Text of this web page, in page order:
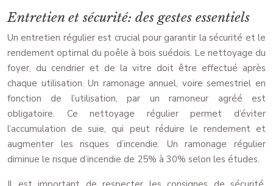
Entretien et sécurité: des gestes essentiels
Un entretien régulier est crucial pour garantir la sécurité et le
rendement optimal du poêle à bois suédois. Le nettoyage du
foyer, du cendrier et de la vitre doit être effectué après
chaque utilisation. Un ramonage annuel, voire semestriel en
fonction de l’utilisation, par un ramoneur agréé est
obligatoire. Ce nettoyage régulier permet d’éviter
l’accumulation de suie, qui peut réduire le rendement et
augmenter les risques d’incendie. Un ramonage régulier
diminue le risque d’incendie de 25% à 30% selon les études.